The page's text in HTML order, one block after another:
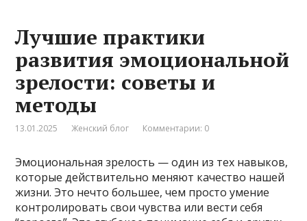
Лучшие практики
развития эмоциональной
зрелости: советы и
методы
13.01.2025 Женский блог Комментарии: 0
Эмоциональная зрелость — один из тех навыков,
которые действительно меняют качество нашей
жизни. Это нечто большее, чем просто умение
контролировать свои чувства или вести себя